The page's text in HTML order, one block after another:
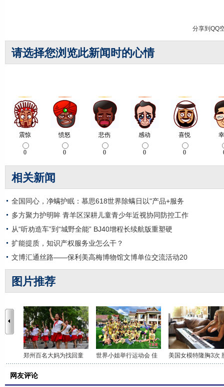
分享到 QQ
请选择您浏览此新闻时的心情
相关新闻
全国同心，净螨护眠：慕思618世界除螨日以"产品+服务
多方聚力护明眸 青羊区深耕儿童青少年近视协同防控工作
从“听劝造车”到“城野全能” BJ40增程长续航版重塑硬
扩能提质，知识产权服务业怎么干？
文博汇通丝路——保利美高梅博物馆文博单位交流活动20
图片推荐
郑州百名大妈为找回童 世界小姐举行运动会 佳 美国女模特隆胸3次
网友评论